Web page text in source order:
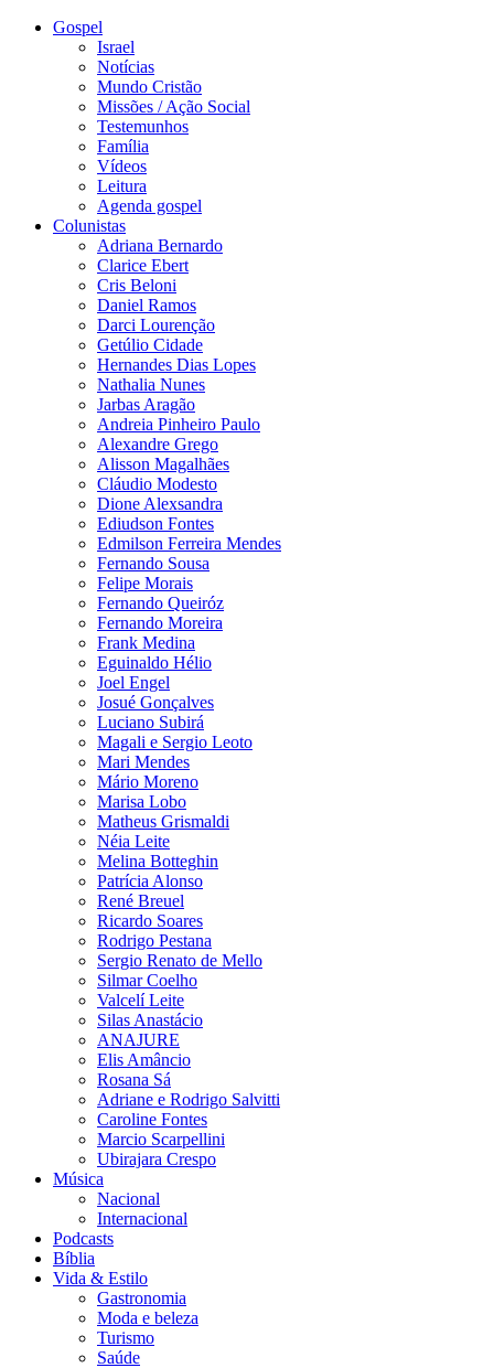
Gospel
Israel
Notícias
Mundo Cristão
Missões / Ação Social
Testemunhos
Família
Vídeos
Leitura
Agenda gospel
Colunistas
Adriana Bernardo
Clarice Ebert
Cris Beloni
Daniel Ramos
Darci Lourenção
Getúlio Cidade
Hernandes Dias Lopes
Nathalia Nunes
Jarbas Aragão
Andreia Pinheiro Paulo
Alexandre Grego
Alisson Magalhães
Cláudio Modesto
Dione Alexsandra
Ediudson Fontes
Edmilson Ferreira Mendes
Fernando Sousa
Felipe Morais
Fernando Queiróz
Fernando Moreira
Frank Medina
Eguinaldo Hélio
Joel Engel
Josué Gonçalves
Luciano Subirá
Magali e Sergio Leoto
Mari Mendes
Mário Moreno
Marisa Lobo
Matheus Grismaldi
Néia Leite
Melina Botteghin
Patrícia Alonso
René Breuel
Ricardo Soares
Rodrigo Pestana
Sergio Renato de Mello
Silmar Coelho
Valcelí Leite
Silas Anastácio
ANAJURE
Elis Amâncio
Rosana Sá
Adriane e Rodrigo Salvitti
Caroline Fontes
Marcio Scarpellini
Ubirajara Crespo
Música
Nacional
Internacional
Podcasts
Bíblia
Vida & Estilo
Gastronomia
Moda e beleza
Turismo
Saúde